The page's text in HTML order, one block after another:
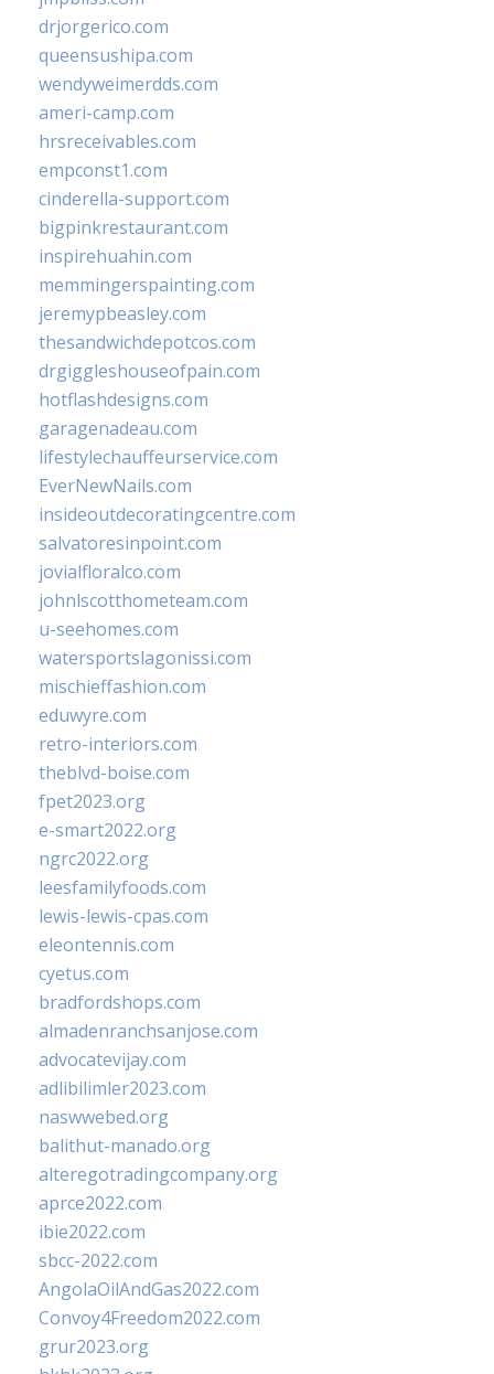
drjorgerico.com
queensushipa.com
wendyweimerdds.com
ameri-camp.com
hrsreceivables.com
empconst1.com
cinderella-support.com
bigpinkrestaurant.com
inspirehuahin.com
memmingerspainting.com
jeremypbeasley.com
thesandwichdepotcos.com
drgiggleshouseofpain.com
hotflashdesigns.com
garagenadeau.com
lifestylechauffeurservice.com
EverNewNails.com
insideoutdecoratingcentre.com
salvatoresinpoint.com
jovialfloralco.com
johnlscotthometeam.com
u-seehomes.com
watersportslagonissi.com
mischieffashion.com
eduwyre.com
retro-interiors.com
theblvd-boise.com
fpet2023.org
e-smart2022.org
ngrc2022.org
leesfamilyfoods.com
lewis-lewis-cpas.com
eleontennis.com
cyetus.com
bradfordshops.com
almadenranchsanjose.com
advocatevijay.com
adlibilimler2023.com
naswwebed.org
balithut-manado.org
alteregotradingcompany.org
aprce2022.com
ibie2022.com
sbcc-2022.com
AngolaOilAndGas2022.com
Convoy4Freedom2022.com
grur2023.org